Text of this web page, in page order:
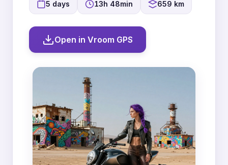
5 days 13h 48min 659 km
Open in Vroom GPS